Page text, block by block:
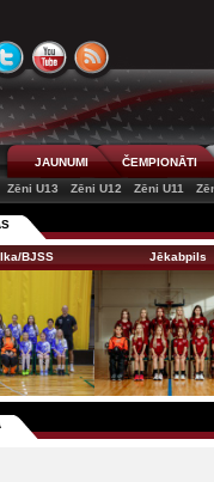
JAUNUMI
ČEMPIONĀTI
Zēni U13 Zēni U12 Zēni U11
BJSS Jēkabpils